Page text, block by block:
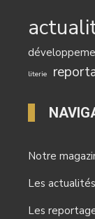
literie
Notre
Les actualités
Les